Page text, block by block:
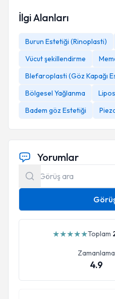
İlgi Alanları
Burun Estetiği (Rinoplasti)
Vücut şekillendirme
Blefaroplasti (Göz Kapağı
Bölgesel Yağlanma
Badem göz Estetiği
Yorumlar
★★★★★Toplam
Zamanlama
4.9